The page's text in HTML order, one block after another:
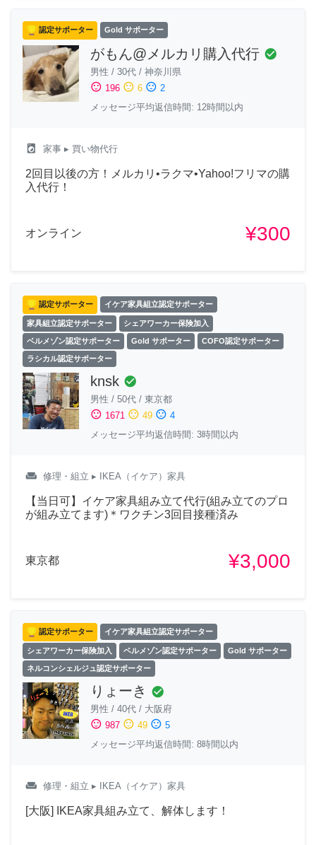
認定サポーター Gold サポーター
がもん@メルカリ購入代行 check_circle
男性 / 30代 / 神奈川県
sentiment_satisfied 196 sentiment_neutral 6 sentiment_dissatisfied 2
メッセージ平均返信時間: 12時間以内
local_laundry_service 家事 ▸ 買い物代行
2回目以後の方！メルカリ•ラクマ•Yahoo!フリマの購
入代行！
オンライン ¥300
認定サポーター イケア家具組立認定サポーター
家具組立認定サポーター シェアワーカー保険加入
ベルメゾン認定サポーター Gold サポーター COFO認定サポーター
ラシカル認定サポーター
knsk check_circle
男性 / 50代 / 東京都
sentiment_satisfied 1671 sentiment_neutral 49 sentiment_dissatisfied 4
メッセージ平均返信時間: 3時間以内
weekend 修理・組立 ▸ IKEA（イケア）家具
【当日可】イケア家具組み立て代行(組み立てのプロ
が組み立てます)＊ワクチン3回目接種済み
東京都 ¥3,000
認定サポーター イケア家具組立認定サポーター
シェアワーカー保険加入 ベルメゾン認定サポーター Gold サポーター
ネルコンシェルジュ認定サポーター
りょーき check_circle
男性 / 40代 / 大阪府
sentiment_satisfied 987 sentiment_neutral 49 sentiment_dissatisfied 5
メッセージ平均返信時間: 8時間以内
weekend 修理・組立 ▸ IKEA（イケア）家具
[大阪] IKEA家具組み立て、解体します！